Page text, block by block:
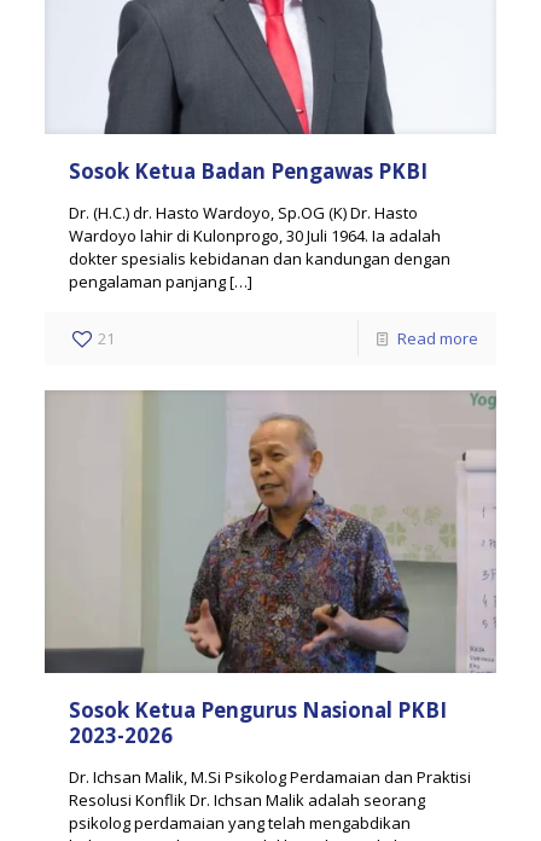
Sosok Ketua Badan Pengawas PKBI
Dr. (H.C.) dr. Hasto Wardoyo, Sp.OG (K) Dr. Hasto
Wardoyo lahir di Kulonprogo, 30 Juli 1964. Ia adalah
dokter spesialis kebidanan dan kandungan dengan
pengalaman panjang[…]
21 Read more
Sosok Ketua Pengurus Nasional PKBI
2023-2026
Dr. Ichsan Malik, M.Si Psikolog Perdamaian dan Praktisi
Resolusi Konflik Dr. Ichsan Malik adalah seorang
psikolog perdamaian yang telah mengabdikan